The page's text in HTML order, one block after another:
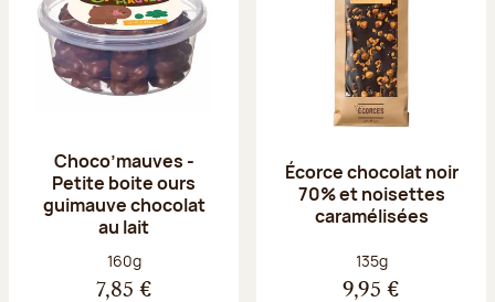
Choco’mauves -
Petite boite ours
guimauve chocolat
au lait
Poids net :
160g
7,85 €
Écorce chocolat noir
70% et noisettes
caramélisées
Poids net :
135g
9,95 €